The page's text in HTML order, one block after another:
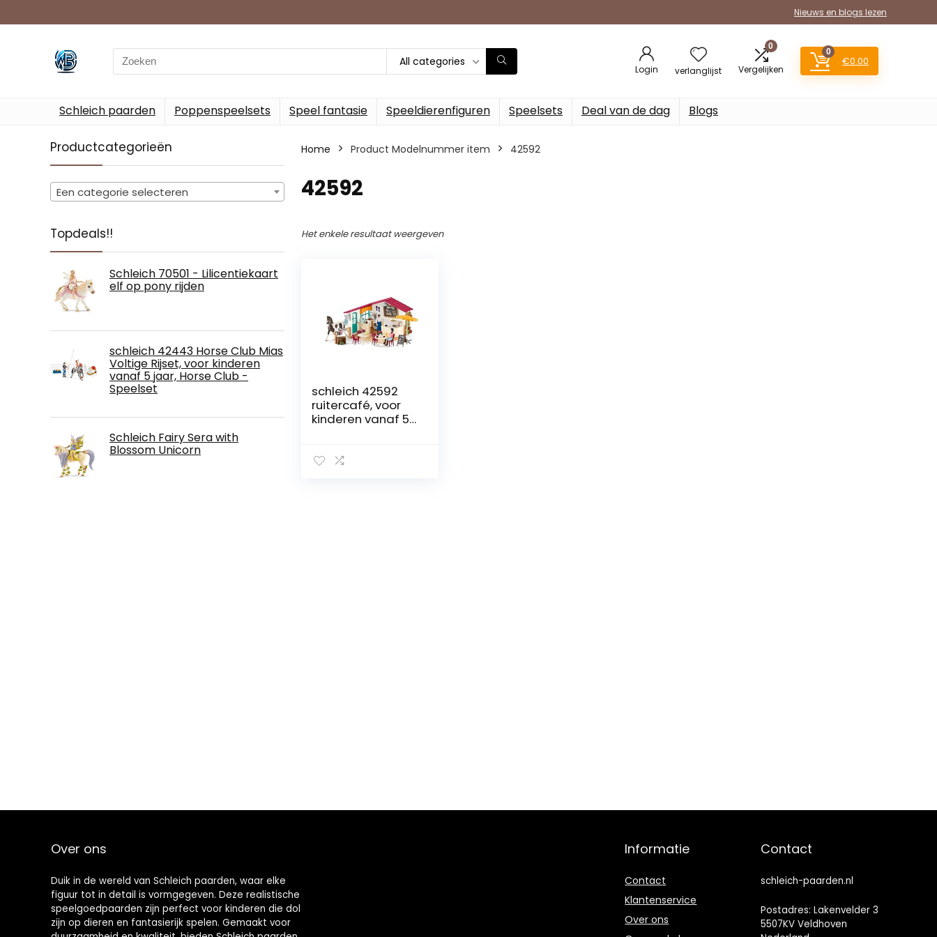
Nieuws en blogs lezen
Search
for:
All categories
Login verlanglijst
0
Vergelijken
0
€0.00
Schleich paarden Poppenspeelsets Speel fantasie Speeldierenfiguren Speelsets Deal van de dag Blogs
Productcategorieën
Een categorie selecteren
Topdeals!!
Schleich 70501 - Lilicentiekaart
elf op pony rijden
schleich 42443 Horse Club Mias
Voltige Rijset, voor kinderen
vanaf 5 jaar, Horse Club -
Speelset
Schleich Fairy Sera with
Blossom Unicorn
Home Product Modelnummer item ‎42592
‎42592
Het enkele resultaat weergeven
schleich 42592
ruitercafé, voor
kinderen vanaf 5
Over ons
Duik in de wereld van Schleich paarden, waar elke
figuur tot in detail is vormgegeven. Deze realistische
speelgoedpaarden zijn perfect voor kinderen die dol
zijn op dieren en fantasierijk spelen. Gemaakt voor
Informatie
Contact
Klantenservice
Over ons
Contact
schleich-paarden.nl
Postadres: Lakenvelder 3
5507KV Veldhoven